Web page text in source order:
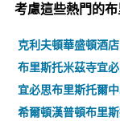
考慮這些熱門的
克利夫頓華盛頓酒店
布里斯托米茲寺宜
宜必思布里斯托爾
希爾頓漢普頓布里